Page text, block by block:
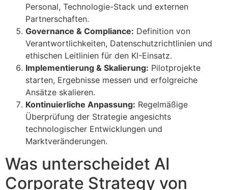
Personal, Technologie-Stack und externen
Partnerschaften.
Governance & Compliance: Definition von
Verantwortlichkeiten, Datenschutzrichtlinien und
ethischen Leitlinien für den KI-Einsatz.
Implementierung & Skalierung: Pilotprojekte
starten, Ergebnisse messen und erfolgreiche
Ansätze skalieren.
Kontinuierliche Anpassung: Regelmäßige
Überprüfung der Strategie angesichts
technologischer Entwicklungen und
Marktveränderungen.
Was unterscheidet AI
Corporate Strategy von